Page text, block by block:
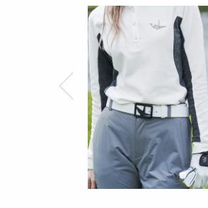
素材
ナイロン88% ポリウレタン